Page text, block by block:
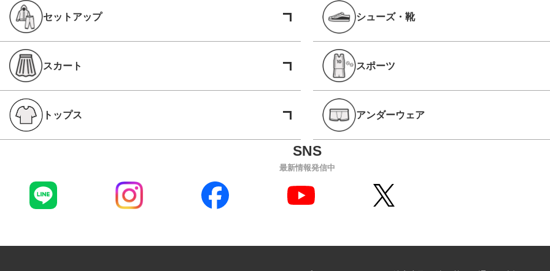
セットアップ シューズ・靴
スカート スポーツ
トップス アンダーウェア
最新情報発信中